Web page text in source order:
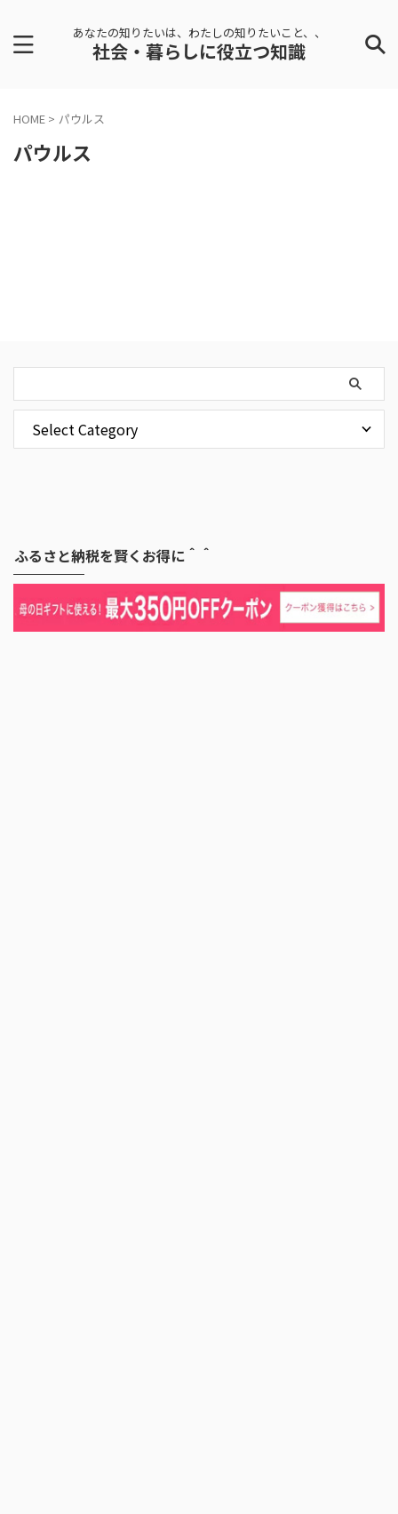
あなたの知りたいは、わたしの知りたいこと、、
社会・暮らしに役立つ知識
HOME > パウルス
パウルス
ふるさと納税を賢くお得に＾＾